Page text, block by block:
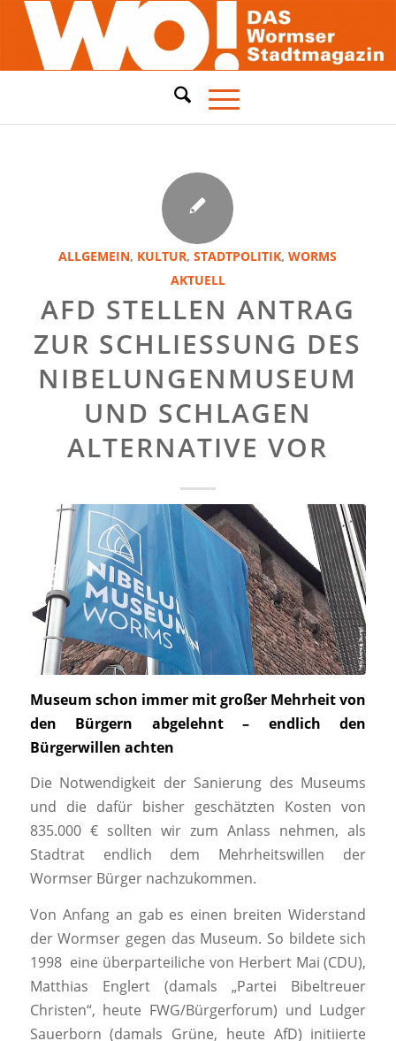
ALLGEMEIN, KULTUR,STADTPOLITIK,WORMS
AKTUELL
AFD STELLEN ANTRAG
ZUR SCHLIESSUNG DES N
IBELUNGENMUSEUM U
ND SCHLAGEN A
LTERNATIVE VOR
Museum schon immer mit großer Mehrheit von
den Bürgern abgelehnt – endlich den
Bürgerwillen achten
Die Notwendigkeit der Sanierung des Museums
und die dafür bisher geschätzten Kosten von
835.000 € sollten wir zum Anlass nehmen, als
Stadtrat endlich dem Mehrheitswillen der
Wormser Bürger nachzukommen.
Von Anfang an gab es einen breiten Widerstand
der Wormser gegen das Museum. So bildete sich
1998 eine überparteiliche von Herbert Mai (CDU),
Matthias Englert (damals „Partei Bibeltreuer
Christen“, heute FWG/Bürgerforum) und Ludger
Sauerborn (damals Grüne, heute AfD) initiierte